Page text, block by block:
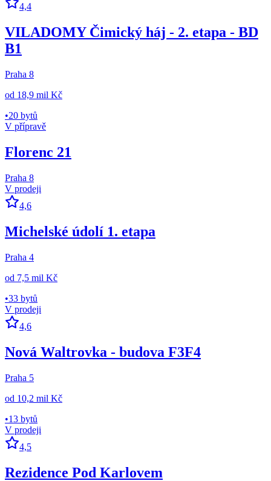
4,4
VILADOMY Čimický háj - 2. etapa - BD
B1
Praha 8
od 18,9 mil Kč
•20 bytů
V přípravě
Florenc 21
Praha 8
V prodeji
4,6
Michelské údolí 1. etapa
Praha 4
od 7,5 mil Kč
•33 bytů
V prodeji
4,6
Nová Waltrovka - budova F3F4
Praha 5
od 10,2 mil Kč
•13 bytů
V prodeji
4,5
Rezidence Pod Karlovem